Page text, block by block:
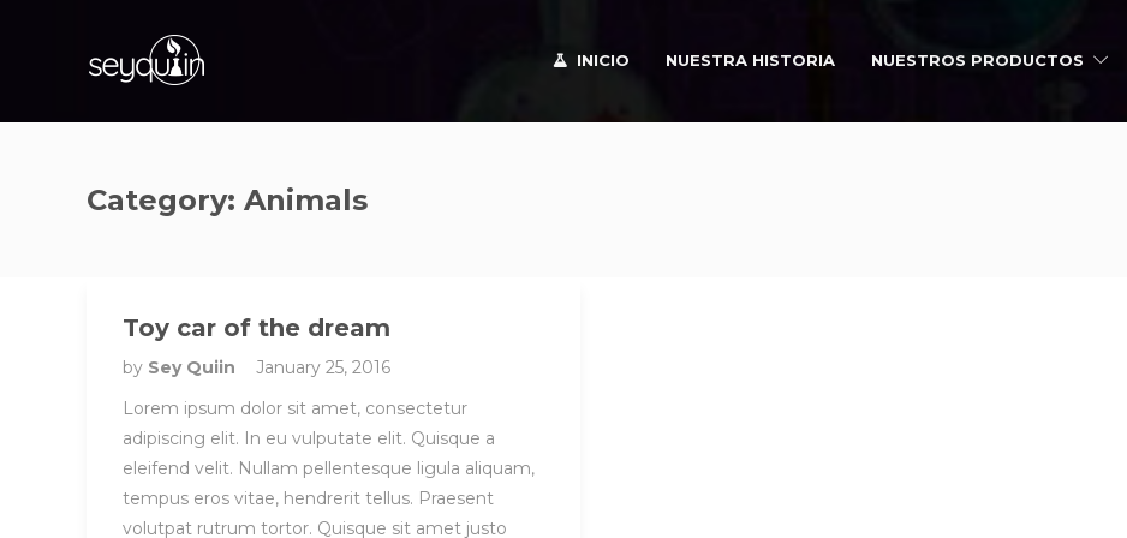
INICIO NUESTRA HISTORIA NUESTROS PRODUCTOS
Category: Animals
Toy car of the dream
by Sey Quiin
January 25, 2016
Lorem ipsum dolor sit amet, consectetur
adipiscing elit. In eu vulputate elit. Quisque a
eleifend velit. Nullam pellentesque ligula aliquam,
tempus eros vitae, hendrerit tellus. Praesent
volutpat rutrum tortor. Quisque sit amet justo